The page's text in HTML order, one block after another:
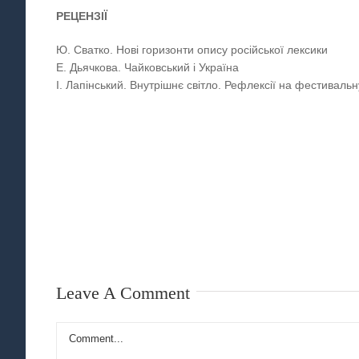
РЕЦЕНЗІЇ
Ю. Сватко. Нові горизонти опису російської лексики
Е. Дьячкова. Чайковський і Україна
І. Лапінський. Внутрішнє світло. Рефлексії на
Leave A Comment